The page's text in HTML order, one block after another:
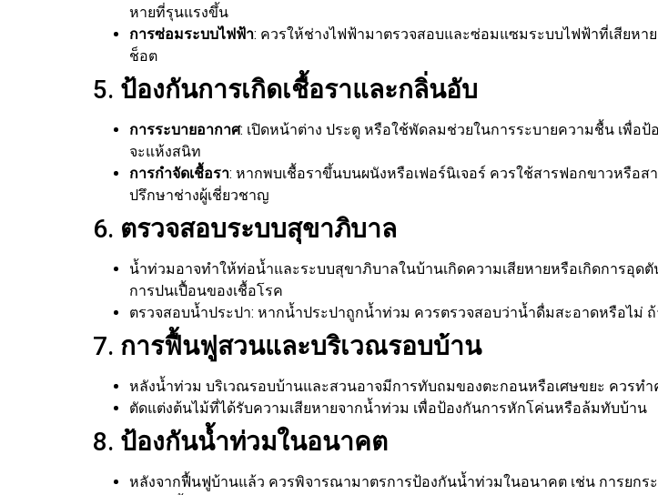
หายที่รุนแรงขึ้น
การซ่อมระบบไฟฟ้า: ควรให้ช่างไฟฟ้ามาตรวจสอบและซ่อมแซมระบบไฟฟ้าที่เสียหา
ช็อต
5. ป้องกันการเกิดเชื้อราและกลิ่นอับ
การระบายอากาศ: เปิดหน้าต่าง ประตู หรือใช้พัดลมช่วยในการระบายความชื้น เพื่อ
จะแห้งสนิท
การกำจัดเชื้อรา: หากพบเชื้อราขึ้นบนผนังหรือเฟอร์นิเจอร์ ควรใช้สารฟอกขาวหรือ
ปรึกษาช่างผู้เชี่ยวชาญ
6. ตรวจสอบระบบสุขาภิบาล
น้ำท่วมอาจทำให้ท่อน้ำและระบบสุขาภิบาลในบ้านเกิดความเสียหายหรือเกิดการอุ
การปนเปื้อนของเชื้อโรค
ตรวจสอบน้ำประปา: หากน้ำประปาถูกน้ำท่วม ควรตรวจสอบว่าน้ำดื่มสะอาดหรือไ
7. การฟื้นฟูสวนและบริเวณรอบบ้าน
หลังน้ำท่วม บริเวณรอบบ้านและสวนอาจมีการทับถมของตะกอนหรือเศษขยะ ควร
ตัดแต่งต้นไม้ที่ได้รับความเสียหายจากน้ำท่วม เพื่อป้องกันการหักโค่นหรือล้มทับบ้าน
8. ป้องกันน้ำท่วมในอนาคต
หลังจากฟื้นฟูบ้านแล้ว ควรพิจารณามาตรการป้องกันน้ำท่วมในอนาคต เช่น การยก